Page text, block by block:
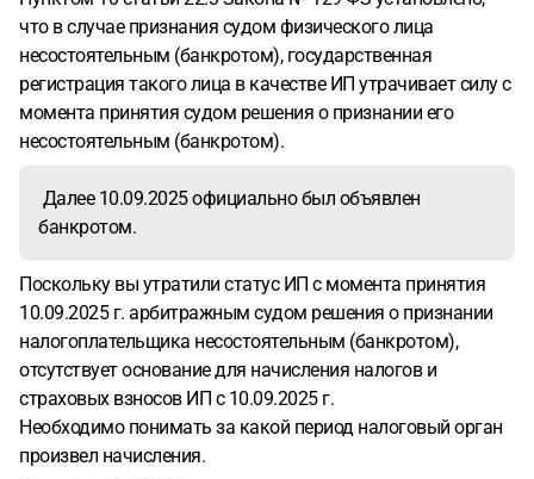
что в случае признания судом физического лица
несостоятельным (банкротом), государственная
регистрация такого лица в качестве ИП утрачивает силу с
момента принятия судом решения о признании его
несостоятельным (банкротом).
Далее 10.09.2025 официально был объявлен
банкротом.
Поскольку вы утратили статус ИП с момента принятия
10.09.2025 г. арбитражным судом решения о признании
налогоплательщика несостоятельным (банкротом),
отсутствует основание для начисления налогов и
страховых взносов ИП с 10.09.2025 г.
Необходимо понимать за какой период налоговый орган
произвел начисления.